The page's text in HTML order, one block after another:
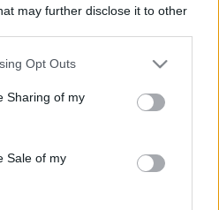
may further disclose it to other
app uses one or more Google
behaviour. You may click to
and its third-party tags to
purposes in below Google
Opt Outs
Sharing of my
Sale of my